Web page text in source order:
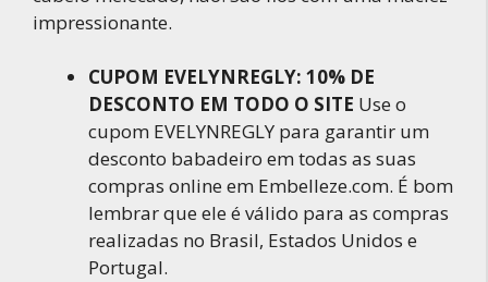
impressionante.
CUPOM EVELYNREGLY: 10% DE
DESCONTO EM TODO O SITE Use o
cupom EVELYNREGLY para garantir um
desconto babadeiro em todas as suas
compras online em Embelleze.com. É bom
lembrar que ele é válido para as compras
realizadas no Brasil, Estados Unidos e
Portugal.